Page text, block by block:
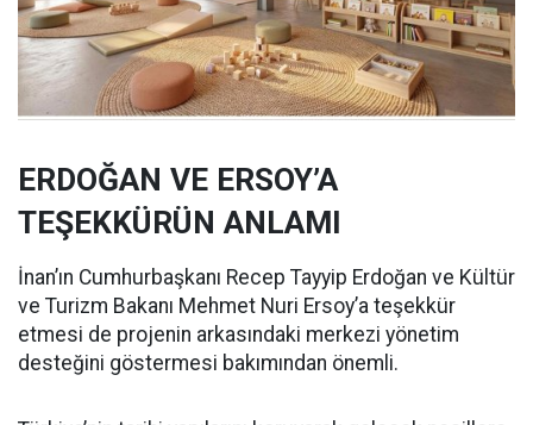
ERDOĞAN VE ERSOY’A
TEŞEKKÜRÜN ANLAMI
İnan’ın Cumhurbaşkanı Recep Tayyip Erdoğan ve Kültür
ve Turizm Bakanı Mehmet Nuri Ersoy’a teşekkür
etmesi de projenin arkasındaki merkezi yönetim
desteğini göstermesi bakımından önemli.